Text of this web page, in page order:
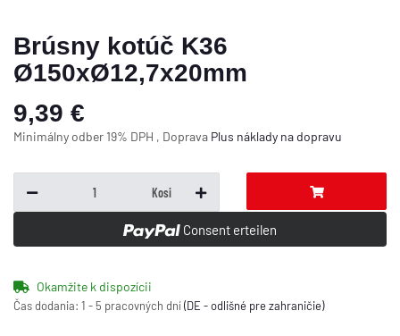
Brúsny kotúč K36
Ø150xØ12,7x20mm
9,39 €
Minimálny odber 19% DPH , Doprava Plus náklady na dopravu
Kosi
Consent erteilen
Okamžite k dispozícii
Čas dodania: 1 - 5 pracovných dní(DE - odlišné pre zahraničie)